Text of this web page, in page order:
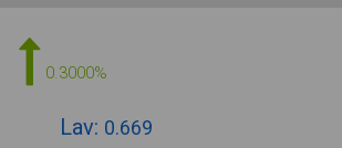
0.3000%
Lav: 0.669